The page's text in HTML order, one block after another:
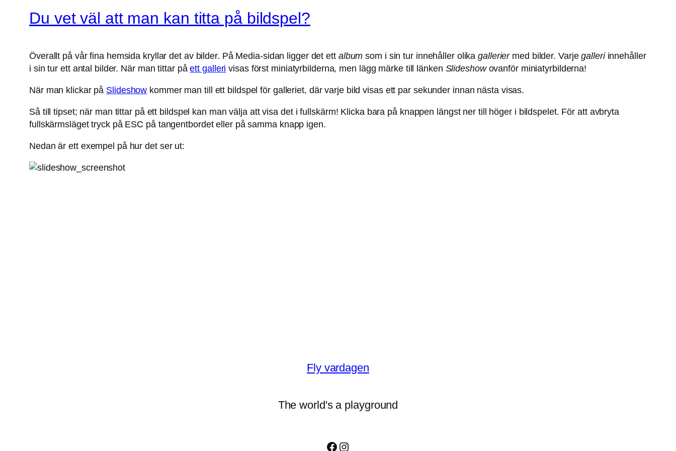
Du vet väl att man kan titta på bildspel?
Överallt på vår fina hemsida kryllar det av bilder. På Media-sidan ligger det ett album som i sin tur innehåller olikagalleriermed bilder. Varjegalleriinnehåller
i sin tur ett antal bilder. När man tittar påett galleri visas först miniatyrbilderna, men lägg märke till länken Slideshowovanför miniatyrbilderna!
När man klickar på Slideshow kommer man till ett bildspel för galleriet, där varje bild visas ett par sekunder innan nästa visas.
Så till tipset; när man tittar på ett bildspel kan man välja att visa det i fullskärm! Klicka bara på knappen längst ner till höger i bildspelet. För att avbryta
fullskärmsläget tryck på ESC på tangentbordet eller på samma knapp igen.
Nedan är ett exempel på hur det ser ut:
Fly vardagen
The world's a playground
Facebook
Instagram